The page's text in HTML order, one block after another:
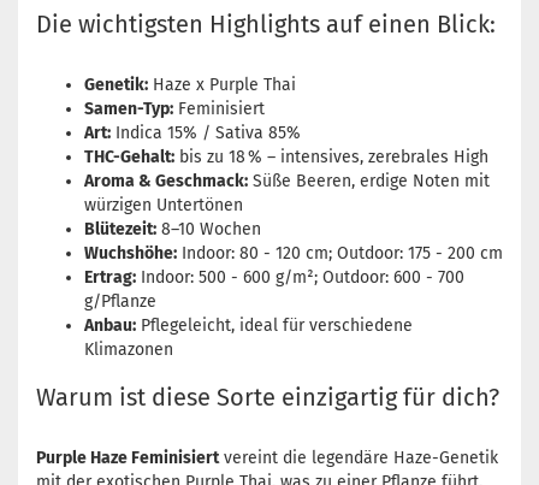
Die wichtigsten Highlights auf einen Blick:
Genetik: Haze x Purple Thai
Samen-Typ: Feminisiert
Art: Indica 15% / Sativa 85%
THC-Gehalt: bis zu 18 % – intensives, zerebrales High
Aroma & Geschmack: Süße Beeren, erdige Noten mit
würzigen Untertönen
Blütezeit: 8–10 Wochen
Wuchshöhe: Indoor: 80 - 120 cm; Outdoor: 175 - 200 cm
Ertrag: Indoor: 500 - 600 g/m²; Outdoor: 600 - 700
g/Pflanze
Anbau: Pflegeleicht, ideal für verschiedene
Klimazonen
Warum ist diese Sorte einzigartig für dich?
Purple Haze Feminisiertvereint die legendäre Haze-Genetik